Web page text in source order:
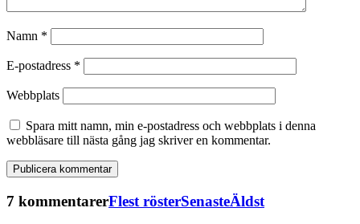
Namn *
E-postadress *
Webbplats
Spara mitt namn, min e-postadress och webbplats i denna
webbläsare till nästa gång jag skriver en kommentar.
7 kommentarerFlest rösterSenasteÄldst